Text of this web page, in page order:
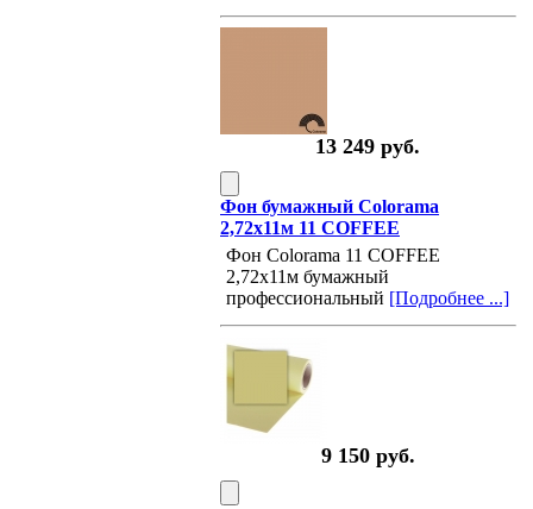
13 249 руб.
Фон бумажный Colorama
2,72х11м 11 COFFEE
Фон Colorama 11 COFFEE
2,72х11м бумажный
профессиональный [Подробнее ...]
9 150 руб.